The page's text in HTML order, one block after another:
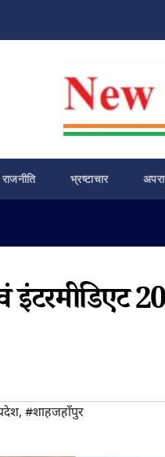
राजनीति भ्रष्टाचार
, #शाहजहाँपुर